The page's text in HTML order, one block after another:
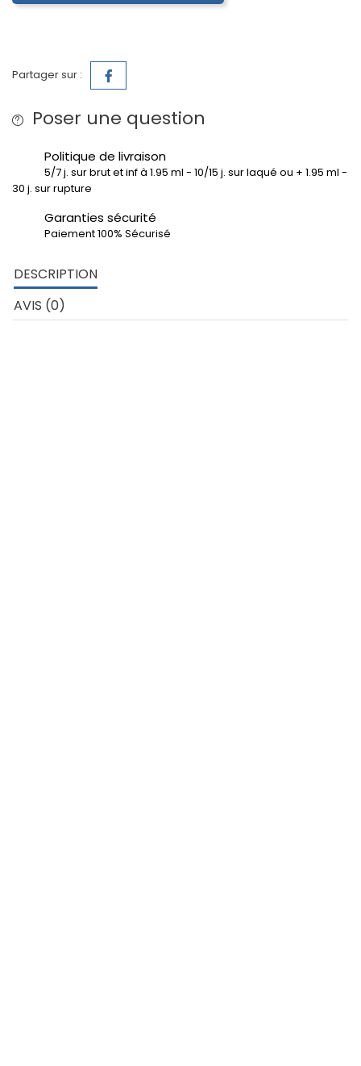
Partager sur :
Poser une question
Politique de livraison
5/7 j. sur brut et inf à 1.95 ml - 10/15 j. sur laqué ou + 1.95 ml -
30 j. sur rupture
Garanties sécurité
Paiement 100% Sécurisé
DESCRIPTION
AVIS (0)